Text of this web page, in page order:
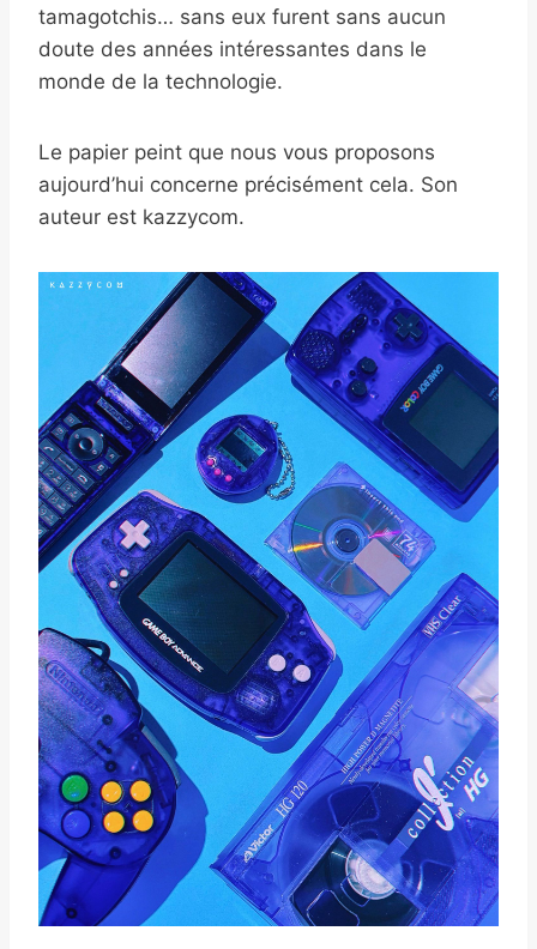
tamagotchis… sans eux furent sans aucun
doute des années intéressantes dans le
monde de la technologie.
Le papier peint que nous vous proposons
aujourd’hui concerne précisément cela. Son
auteur est kazzycom.